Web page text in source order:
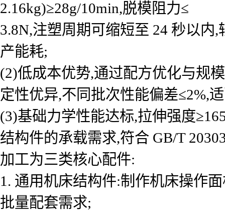
2.16kg)≥28g/10min,脱模阻力≤
3.8N,注塑周期可缩短至 24 秒以内
产能耗;
(2)低成本优势,通过配方优化与规
定性优异,不同批次性能偏差≤2%,
(3)基础力学性能达标,拉伸强度
结构件的承载需求,符合 GB/T
加工为三类核心配件:
1. 通用机床结构件:制作机床操作
批量配套需求;